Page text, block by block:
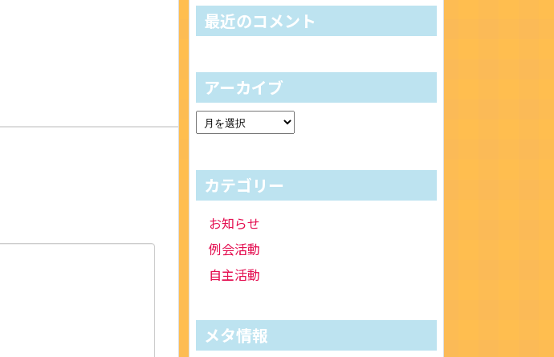
最近のコメント
アーカイブ
カテゴリー
お知らせ
例会活動
自主活動
メタ情報